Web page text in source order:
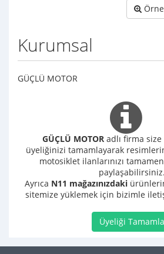
Kurumsal
GÜÇLÜ MOTOR
GÜÇLÜ MOTOR adlı firma
üyeliğinizi tamamlayarak
motosiklet ilanlarınızı
paylaşabilirsiniz.
Ayrıca N11 mağazınızdaki
sitemize yüklemek için bizimle
Üyeliği Tamamla